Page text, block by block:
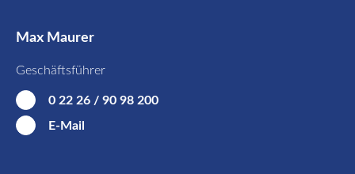
Max Maurer
Geschäftsführer
0 22 26 / 90 98 200
E-Mail